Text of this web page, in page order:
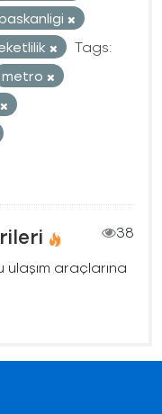
Tags:
metro
38
ulaşım araçlarına